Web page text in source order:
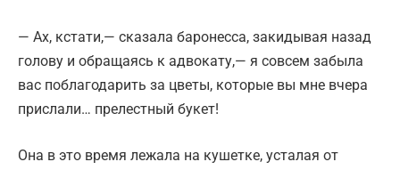
— Ах, кстати,— сказала баронесса, закидывая назад
голову и обращаясь к адвокату,— я совсем забыла
вас поблагодарить за цветы, которые вы мне вчера
прислали… прелестный букет!
Она в это время лежала на кушетке, усталая от